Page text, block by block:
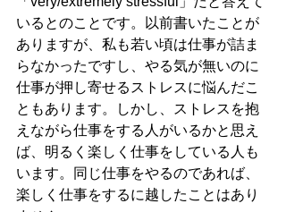
いるとのことです。以前書いたことが
ありますが、私も若い頃は仕事が詰ま
らなかったですし、やる気が無いのに
仕事が押し寄せるストレスに悩んだこ
ともあります。しかし、ストレスを抱
えながら仕事をする人がいるかと思え
ば、明るく楽しく仕事をしている人も
います。同じ仕事をやるのであれば、
楽しく仕事をするに越したことはあり